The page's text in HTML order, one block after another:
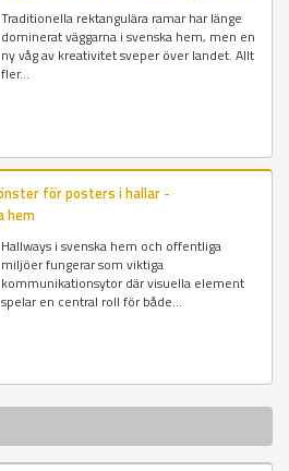
Traditionella rektangulära ramar har länge
dominerat väggarna i svenska hem, men en
ny våg av kreativitet sveper över landet. Allt
fler...
för posters i hallar -
hem
Hallways i svenska hem och offentliga
miljöer fungerar som viktiga
kommunikationsytor där visuella element
spelar en central roll för både...